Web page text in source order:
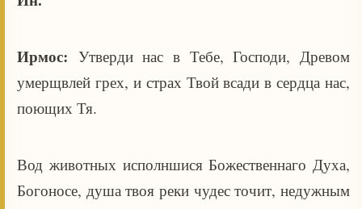
Ирмос: Утверди нас в Тебе, Господи, Древом
умерщвлей грех, и страх Твой всади в сердца нас,
поющих Тя.
Вод животных исполншися Божественнаго Духа,
Богоносе, душа твоя реки чудес точит, недужным